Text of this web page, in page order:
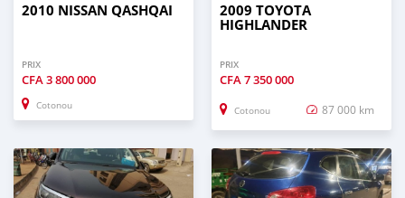
2010 NISSAN QASHQAI
PRIX
CFA3 800 000
Cotonou
2009 TOYOTA
HIGHLANDER
PRIX
CFA7 350 000
Cotonou 87 000 km